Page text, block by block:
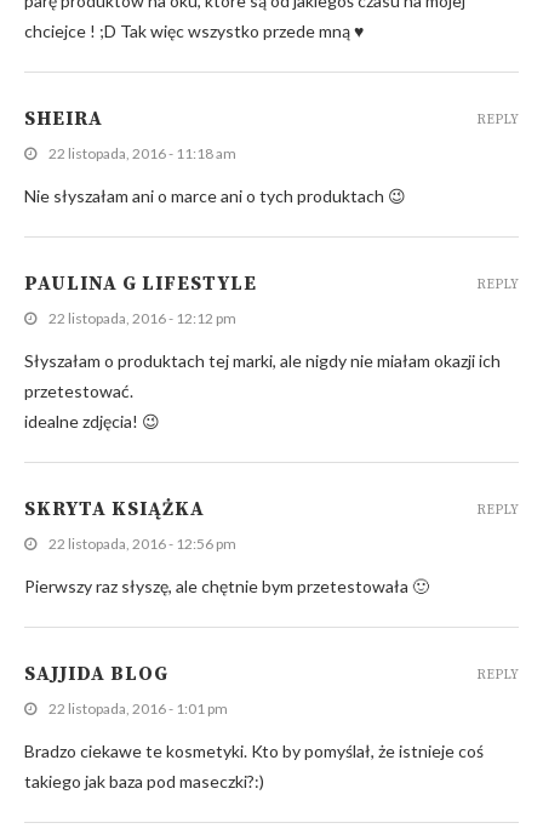
chciejce ! ;D Tak więc wszystko przede mną ♥
SHEIRA
22 listopada, 2016 - 11:18 am
Nie słyszałam ani o marce ani o tych produktach 😉
REPLY
PAULINA G LIFESTYLE
22 listopada, 2016 - 12:12 pm
Słyszałam o produktach tej marki, ale nigdy nie miałam okazji ich
przetestować.
idealne zdjęcia! 😉
REPLY
SKRYTA KSIĄŻKA
22 listopada, 2016 - 12:56 pm
Pierwszy raz słyszę, ale chętnie bym przetestowała 🙂
REPLY
SAJJIDA BLOG
22 listopada, 2016 - 1:01 pm
Bradzo ciekawe te kosmetyki. Kto by pomyślał, że istnieje coś
takiego jak baza pod maseczki?:)
REPLY